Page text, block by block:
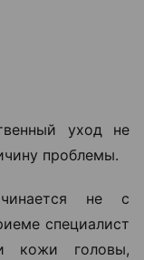
уход не
проблемы.
не с
специалист
кожи головы,